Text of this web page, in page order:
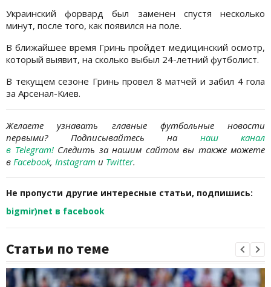
Украинский форвард был заменен спустя несколько
минут, после того, как появился на поле.
В ближайшее время Гринь пройдет медицинский осмотр,
который выявит, на сколько выбыл 24-летний футболист.
В текущем сезоне Гринь провел 8 матчей и забил 4 гола
за Арсенал-Киев.
Желаете узнавать главные футбольные новости
первыми?
Подписывайтесь на
наш канал
в Telegram! Следить за нашим сайтом вы также можете
в Facebook, Instagram и Twitter.
Не пропусти другие интересные статьи, подпишись:
bigmir)net в facebook
Статьи по теме